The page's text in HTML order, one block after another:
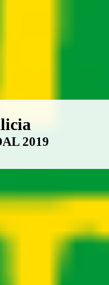
Galicia
2019